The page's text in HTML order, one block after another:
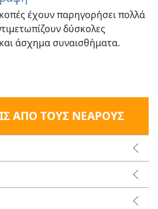
έχουν παρηγορήσει πολλά
δύσκολες
άσχημα συναισθήματα.
ΑΠΟ ΤΟΥΣ ΝΕΑΡΟΥΣ